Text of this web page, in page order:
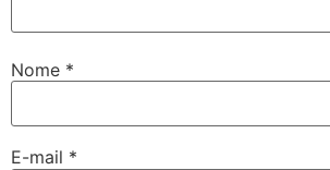
Nome *
E-mail *